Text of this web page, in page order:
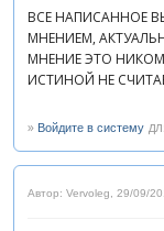
ВСЕ НАПИСАННОЕ
МНЕНИЕМ,
МНЕНИЕ ЭТО
ИСТИНОЙ НЕ
» Войдите в систему
Автор: Vervoleg 29/09/